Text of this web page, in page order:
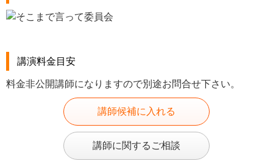
講演料金目安
料金非公開講師になりますので別途お問合せ下さい。
講師候補に入れる
講師に関するご相談